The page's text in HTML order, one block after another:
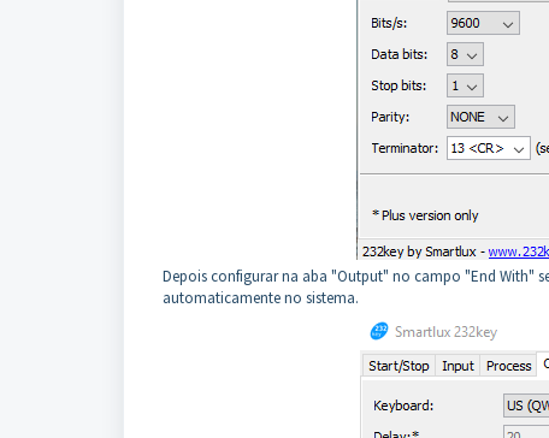
Depois configurar na aba "Output" no campo "End With"
automaticamente no sistema.